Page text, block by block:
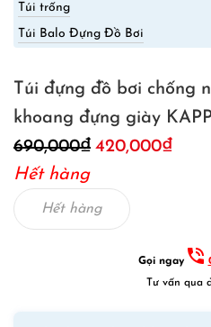
Túi trống
Túi Balo Đựng Đồ Bơi
Túi đựng đồ bơi chống
khoang đựng giày
690,000₫ Giá
là:
690,000₫.
420,000₫Giá
Hết hàng
Hết hàng
Gọi ngay
Tư vấn qua